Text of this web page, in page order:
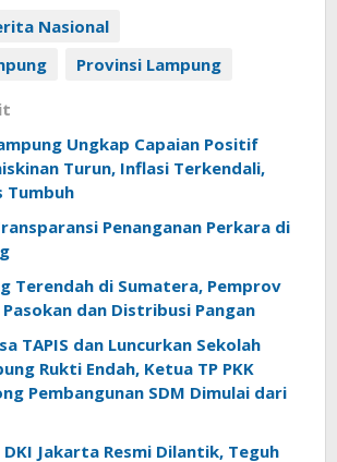
Nasional
Provinsi Lampung
Ungkap Capaian Positif
Turun, Inflasi Terkendali,
Tumbuh
Penanganan Perkara di
Terendah di Sumatera, Pemprov
dan Distribusi Pangan
TAPIS dan Luncurkan Sekolah
Rukti Endah, Ketua TP PKK
Pembangunan SDM Dimulai dari
DKI Jakarta Resmi Dilantik, Teguh